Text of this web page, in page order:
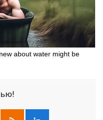
about water might be